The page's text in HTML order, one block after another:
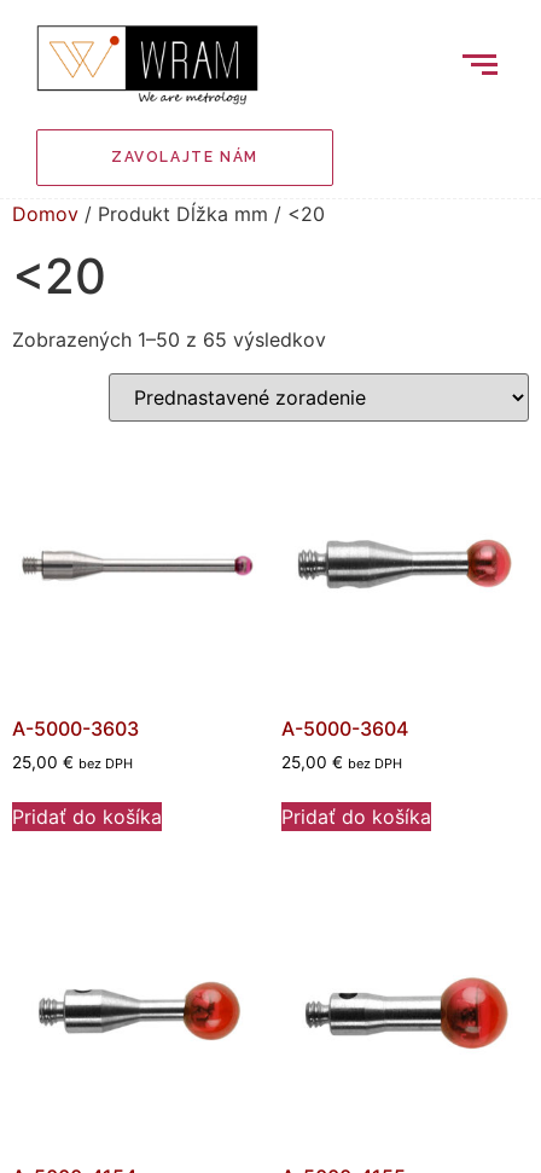
ZAVOLAJTE NÁM
Domov / Produkt Dĺžka mm / <20
<20
Zobrazených 1–50 z 65 výsledkov
A-5000-3603
25,00 € bez DPH
Pridať do košíka
A-5000-3604
25,00 € bez DPH
Pridať do košíka